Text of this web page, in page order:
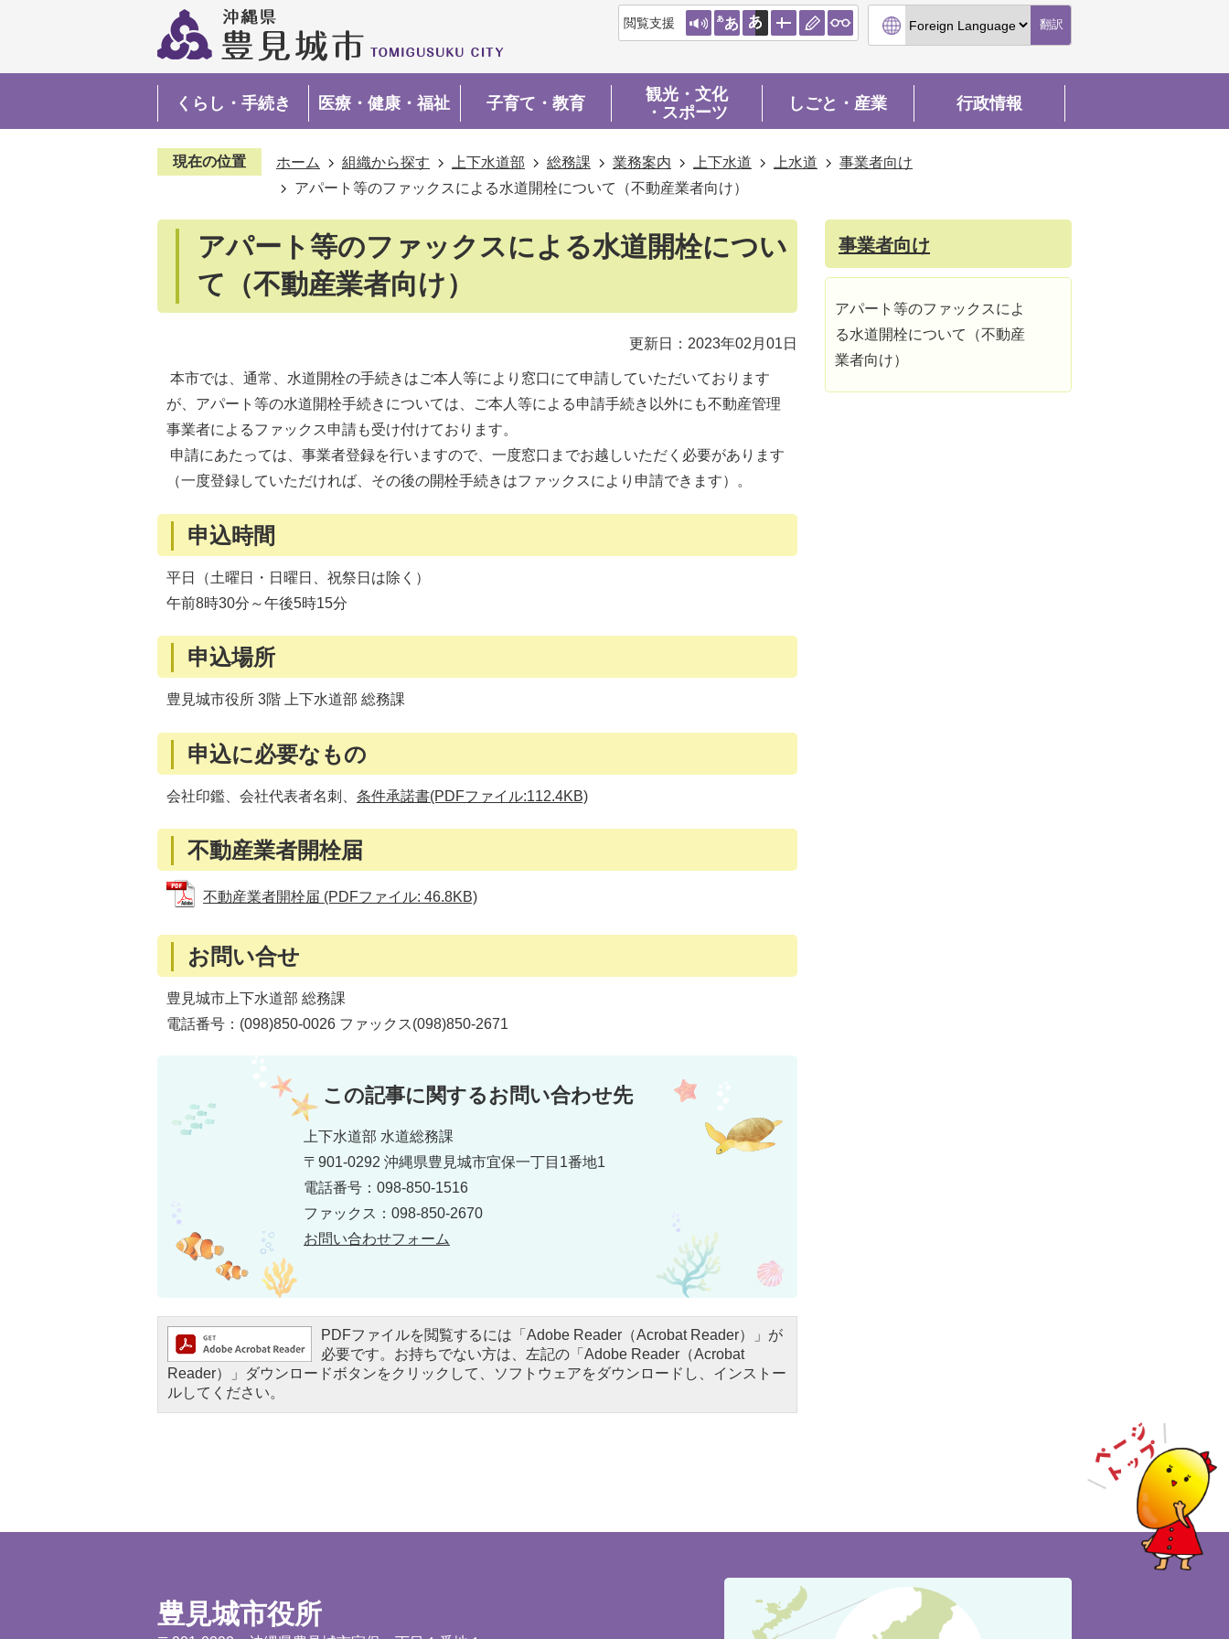
閲覧支援 翻訳
くらし・手続き 医療・健康・福祉 子育て・教育
観光・文化
・スポーツ
しごと・産業 行政情報
現在の位置 ホーム 組織から探す 上下水道部 総務課 業務案内 上下水道 上水道
事業者向け
アパート等のファックスによる水道開栓について（不動産業者向け）
アパート等のファックスによる水道開栓につい
て（不動産業者向け）
更新日：2023年02月01日
本市では、通常、水道開栓の手続きはご本人等により窓口にて申請していただいております
が、アパート等の水道開栓手続きについては、ご本人等による申請手続き以外にも不動産管理
事業者によるファックス申請も受け付けております。
申請にあたっては、事業者登録を行いますので、一度窓口までお越しいただく必要があります
（一度登録していただければ、その後の開栓手続きはファックスにより申請できます）。
申込時間
平日（土曜日・日曜日、祝祭日は除く）
午前8時30分～午後5時15分
申込場所
豊見城市役所 3階 上下水道部 総務課
申込に必要なもの
会社印鑑、会社代表者名刺、 条件承諾書(PDFファイル:112.4KB)
不動産業者開栓届
不動産業者開栓届 (PDFファイル: 46.8KB)
お問い合せ
豊見城市上下水道部 総務課
電話番号：(098)850-0026 ファックス(098)850-2671
この記事に関するお問い合わせ先
上下水道部 水道総務課
〒901-0292 沖縄県豊見城市宜保一丁目1番地1
電話番号：098-850-1516
ファックス：098-850-2670
お問い合わせフォーム
PDFファイルを閲覧するには「Adobe Reader（Acrobat Reader）」が
必要です。お持ちでない方は、左記の「Adobe Reader（Acrobat
Reader）」ダウンロードボタンをクリックして、ソフトウェアをダウンロードし、インストー
ルしてください。
事業者向け
アパート等のファックスによ
る水道開栓について（不動産
業者向け）
豊見城市役所